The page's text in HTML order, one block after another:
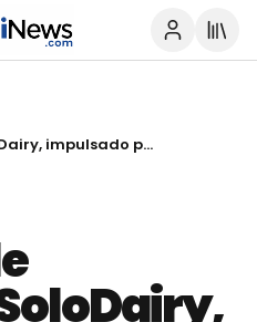
El grupo de expertos SoloDairy, impulsado por Boehringer Ingelheim, celebra su primera reunión en Gran Canaria